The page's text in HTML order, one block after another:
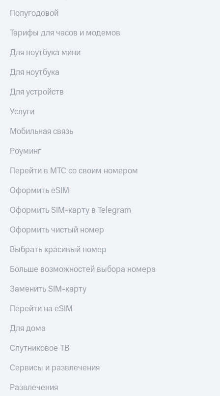
облигаций
Реквизиты
Контакты
развитие
деловая этика
На главную
Полугодовой
Тарифы для часов и модемов
Для ноутбука мини
Для ноутбука
Для устройств
Услуги
Мобильная связь
Роуминг
Перейти в МТС со своим номером
Оформить eSIM
Оформить SIM-карту в Telegram
Оформить чистый номер
Выбрать красивый номер
Больше возможностей выбора номера
Заменить SIM-карту
Перейти на eSIM
Для дома
Спутниковое ТВ
Сервисы и развлечения
Развлечения